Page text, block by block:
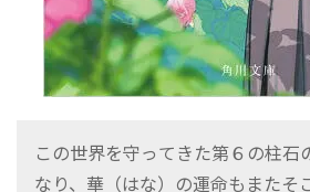
この世界を守ってきた第６の柱石
なり、華（はな）の運命もまたそ